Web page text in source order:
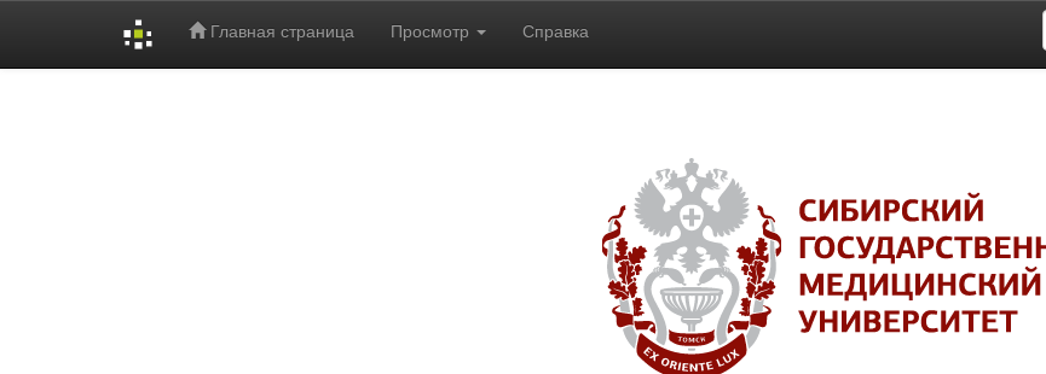
Главная страница Просмотр Справка